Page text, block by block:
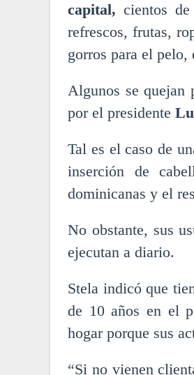
capital, cientos
refrescos, frutas,
gorros para el pelo,
Algunos se quejan
por el presidente
Tal es el caso de
inserción de
dominicanas y el
No obstante, sus
ejecutan a diario.
Stela indicó que
de 10 años en el
hogar porque sus
“Si no vienen